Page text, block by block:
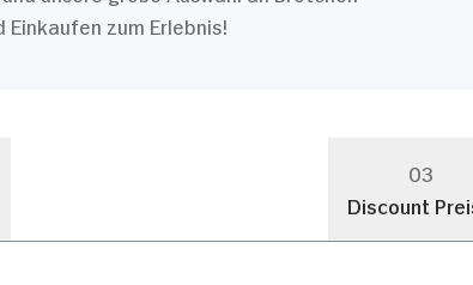
Einkaufen zum Erlebnis!
03
Discount